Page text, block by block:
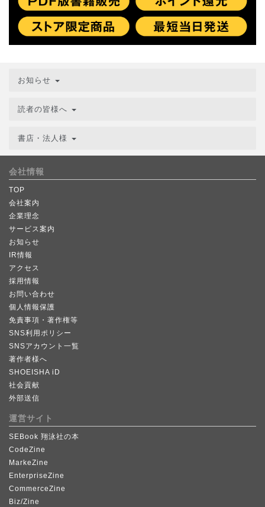
お知らせ
読者の皆様へ
書店・法人様
会社情報
TOP
会社案内
企業理念
サービス案内
お知らせ
IR情報
アクセス
採用情報
お問い合わせ
個人情報保護
免責事項・著作権等
SNS利用ポリシー
SNSアカウント一覧
著作者様へ
SHOEISHA iD
社会貢献
外部送信
運営サイト
SEBook 翔泳社の本
CodeZine
MarkeZine
EnterpriseZine
CommerceZine
Biz/Zine